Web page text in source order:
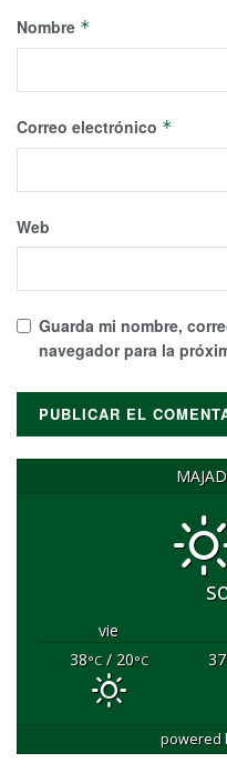
Nombre *
Correo electrónico *
Web
Guarda mi nombre,
navegador para la
vie
38°C/ 20°C 37
powered